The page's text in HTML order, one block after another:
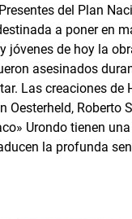
del Plan
a poner en
jóvenes de hoy la
asesinados
Las creaciones de
Oesterheld, Roberto
Urondo tienen
la profunda